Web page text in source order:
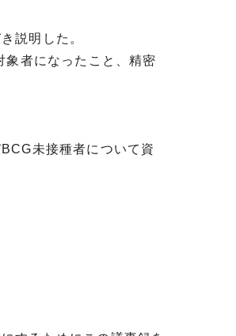
説明した。
者になったこと、精密
未接種者について資